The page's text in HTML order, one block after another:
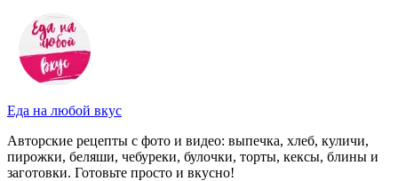
Перейти
содержимому
Еда на любой вкус
Авторские рецепты с фото и видео: выпечка, хлеб, куличи,
пирожки, беляши, чебуреки, булочки, торты, кексы, блины и
заготовки. Готовьте просто и вкусно!